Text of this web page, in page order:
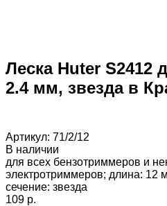
Леска Huter S2412
2.4 мм, звезда в
Артикул: 71/2/12
В наличии
для всех бензотриммеров и
электротриммеров; длина: 12
сечение: звезда
109 p.